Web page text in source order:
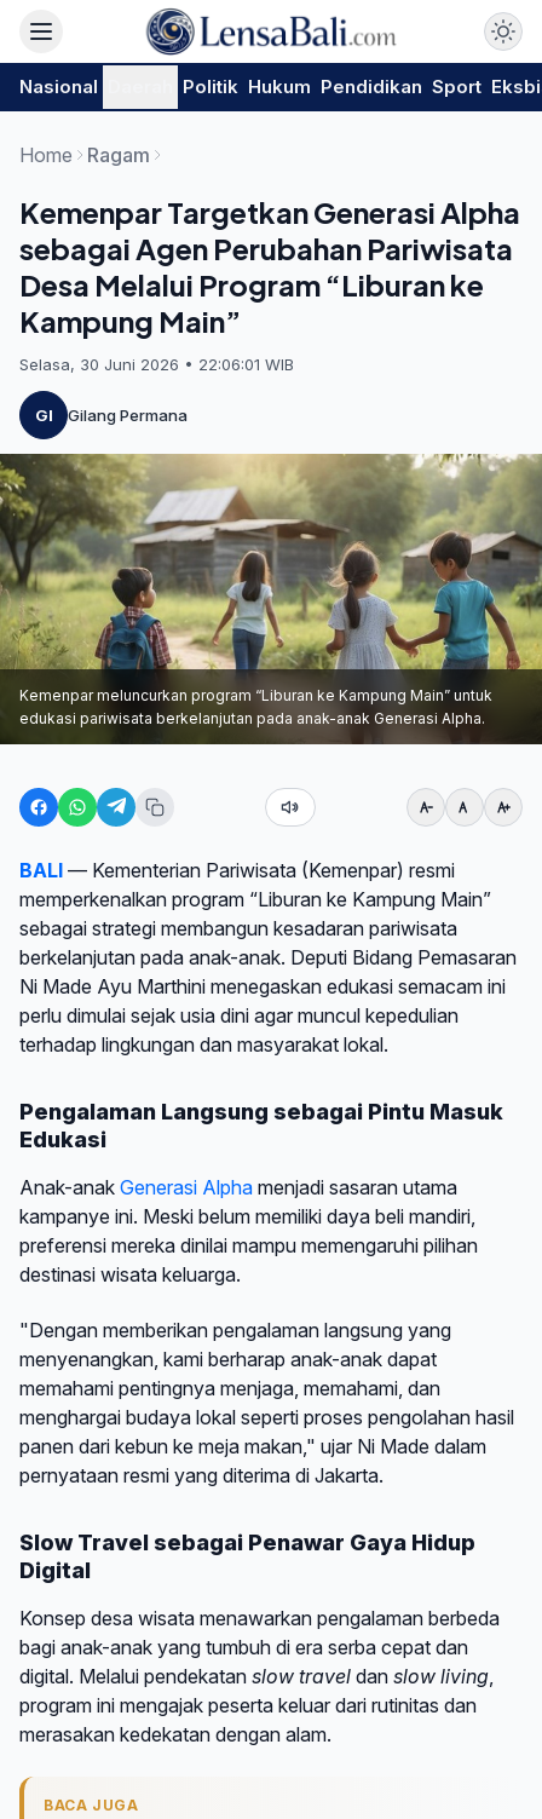
Nasional Politik Hukum Pendidikan Sport
Home Ragam
Kemenpar Targetkan Generasi Alpha
sebagai Agen Perubahan Pariwisata
Desa Melalui Program “Liburan ke
Kampung Main”
Selasa, 30 Juni 2026 • 22:06:01 WIB
GI Gilang Permana
Kemenpar meluncurkan program “Liburan ke Kampung Main” untuk
edukasi pariwisata berkelanjutan pada anak-anak Generasi Alpha.
BALI — Kementerian Pariwisata (Kemenpar) resmi
memperkenalkan program “Liburan ke Kampung Main”
sebagai strategi membangun kesadaran pariwisata
berkelanjutan pada anak-anak. Deputi Bidang Pemasaran
Ni Made Ayu Marthini menegaskan edukasi semacam ini
perlu dimulai sejak usia dini agar muncul kepedulian
terhadap lingkungan dan masyarakat lokal.
Pengalaman Langsung sebagai Pintu Masuk
Edukasi
Anak-anak Generasi Alpha menjadi sasaran utama
kampanye ini. Meski belum memiliki daya beli mandiri,
preferensi mereka dinilai mampu memengaruhi pilihan
destinasi wisata keluarga.
"Dengan memberikan pengalaman langsung yang
menyenangkan, kami berharap anak-anak dapat
memahami pentingnya menjaga, memahami, dan
menghargai budaya lokal seperti proses pengolahan hasil
panen dari kebun ke meja makan," ujar Ni Made dalam
pernyataan resmi yang diterima di Jakarta.
Slow Travel sebagai Penawar Gaya Hidup
Digital
Konsep desa wisata menawarkan pengalaman berbeda
bagi anak-anak yang tumbuh di era serba cepat dan
digital. Melalui pendekatan slow travel dan slow living,
program ini mengajak peserta keluar dari rutinitas dan
merasakan kedekatan dengan alam.
BACA JUGA